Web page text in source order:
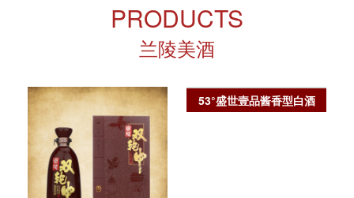
PRODUCTS
兰陵美酒
53°盛世壹品酱香型白酒